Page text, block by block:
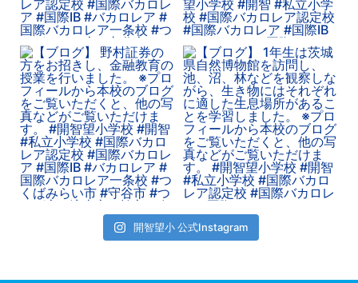
開智望小 公式Instagram